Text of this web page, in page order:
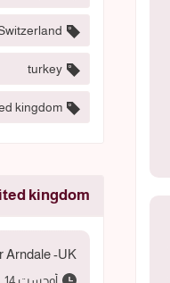
turkey
kingdom
kingdom
Arndale -UK